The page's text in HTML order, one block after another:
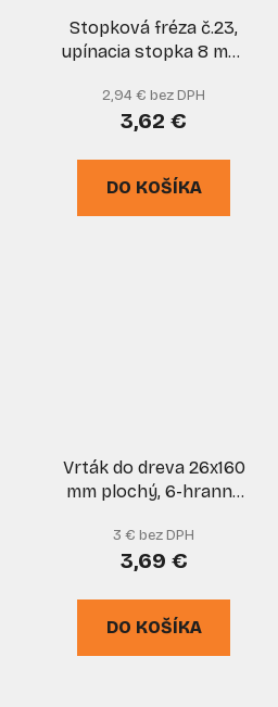
Stopková fréza č.23,
upínacia stopka 8 mm,
2,94 € bez DPH
3,62 €
DO KOŠÍKA
Vrták do dreva 26x160
mm plochý, 6-hranná
3 € bez DPH
3,69 €
DO KOŠÍKA